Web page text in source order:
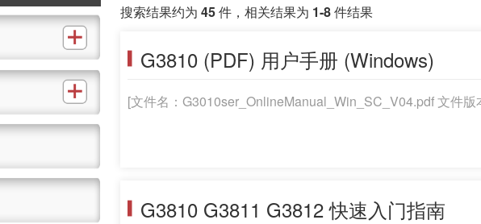
搜索结果约为 45件，相关结果为 1-8件结果
G3810 (PDF) 用户手册 (Windows)
[文件名：G3010ser_OnlineManual_Win_SC_V04.pdf 文件
G3810 G3811 G3812 快速入门指南